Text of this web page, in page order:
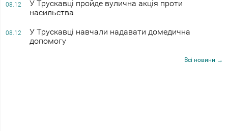
08.12
У Трускавці пройде вулична акція проти
насильства
08.12
У Трускавці навчали надавати домедична
допомогу
Всі новини →